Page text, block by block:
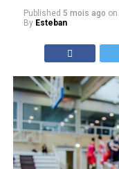
Published 5 mois ago on
By Esteban